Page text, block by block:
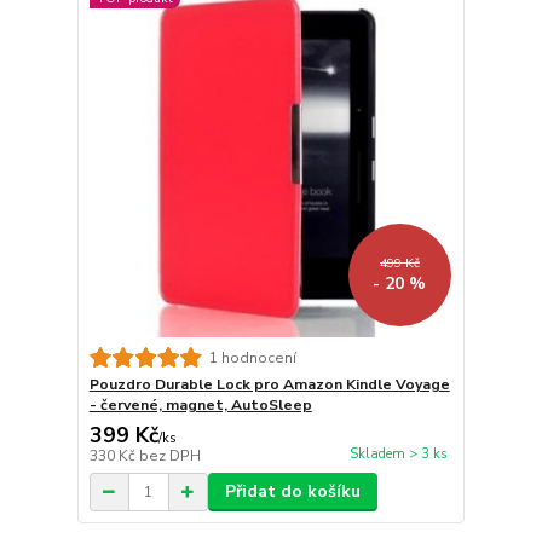
499 Kč
- 20 %
1 hodnocení
Pouzdro Durable Lock pro Amazon Kindle Voyage
- červené, magnet, AutoSleep
399 Kč/ks
330 Kč bez DPH Skladem > 3 ks
Přidat do košíku